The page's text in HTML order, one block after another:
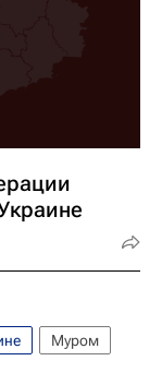
Муром